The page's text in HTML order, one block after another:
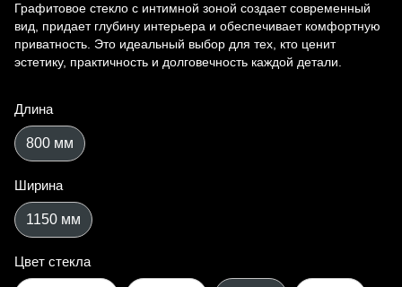
Графитовое стекло с интимной зоной создает современный
вид, придает глубину интерьера и обеспечивает комфортную
приватность. Это идеальный выбор для тех, кто ценит
эстетику, практичность и долговечность каждой детали.
Длина
800 мм
Ширина
1150 мм
Цвет стекла